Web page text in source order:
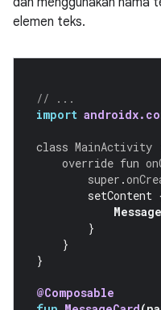
elemen teks.
// ...
import
class MainActivity
override fun
super .
setContent
}
}
}
@Composable